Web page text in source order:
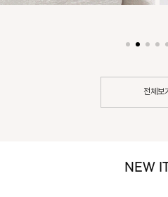
전체보기
NEW